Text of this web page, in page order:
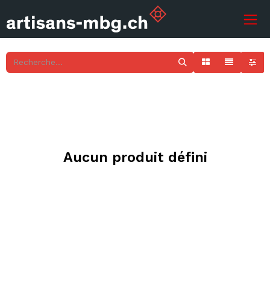
Aucun produit défini